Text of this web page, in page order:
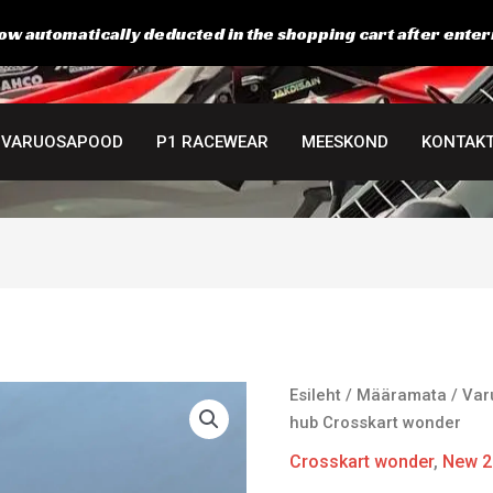
VARUOSAPOOD P1 RACEWEAR MEESKOND
Esileht / Määramata /
hub Crosskart wonder
Crosskart wonder, New
Front
hub
Crosskart
automatically deducted in the shopping cart after